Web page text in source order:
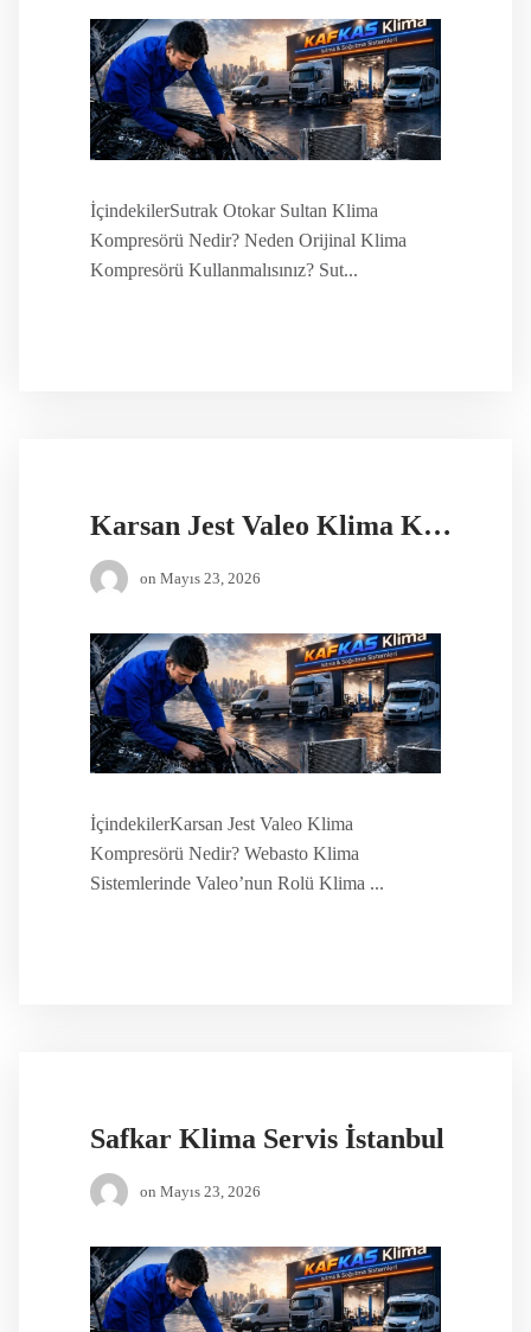
İçindekilerSutrak Otokar Sultan Klima
Kompresörü Nedir? Neden Orijinal Klima
Kompresörü Kullanmalısınız? Sut...
Karsan Jest Valeo Klima Kompresörü
on Mayıs 23, 2026
İçindekilerKarsan Jest Valeo Klima
Kompresörü Nedir? Webasto Klima
Sistemlerinde Valeo’nun Rolü Klima ...
Safkar Klima Servis İstanbul
on Mayıs 23, 2026